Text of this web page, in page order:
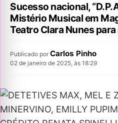
Sucesso nacional,
Mistério Musical em
Teatro Clara Nunes
Publicado por Carlos Pinho
02 de janeiro de 2025, às 18:29